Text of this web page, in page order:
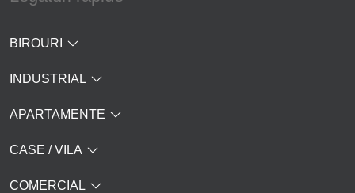
BIROURI
INDUSTRIAL
APARTAMENTE
CASE / VILA
COMERCIAL